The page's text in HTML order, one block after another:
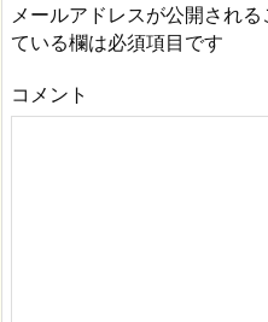
メールアドレスが公開される
ている欄は必須項目です
コメント